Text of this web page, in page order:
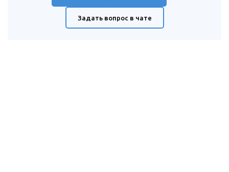
Задать вопрос в чате